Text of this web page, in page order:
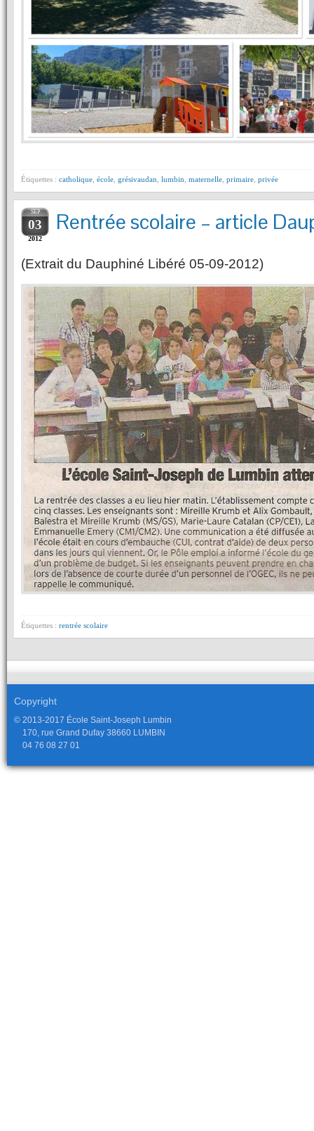
Étiquettes : catholique école grésivaudan lumbin maternelle primaire privée
SEP
03
2012
Rentrée scolaire – article
(Extrait du Dauphiné Libéré 05-09-2012)
Étiquettes : rentrée scolaire
Copyright
© 2013-2017 École Saint-Joseph Lumbin
170, rue Grand Dufay 38660 LUMBIN
04 76 08 27 01